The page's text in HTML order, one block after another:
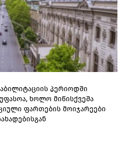
პერიოდში
ხოლო მიწისქვეშა
ფართების მოიჯარეები